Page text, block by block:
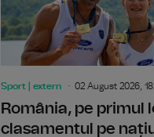
Sport | extern 02 August 2026,
România, pe primul
clasamentul pe